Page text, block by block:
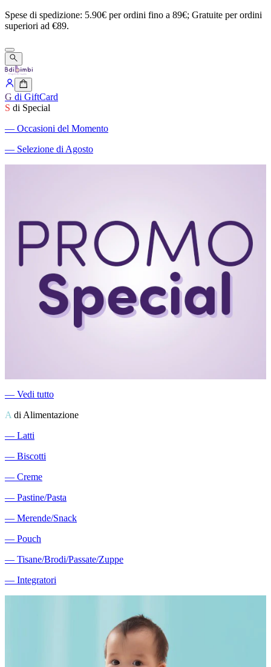
Spese di spedizione: 5.90€ perordini fino a 89€; Gratuite perordini
superiori ad €89.
G di GiftCard
S di Special
― Occasioni del Momento
― Selezione di Agosto
― Vedi tutto
A di Alimentazione
― Latti
― Biscotti
― Creme
― Pastine/Pasta
― Merende/Snack
― Pouch
― Tisane/Brodi/Passate/Zuppe
― Integratori